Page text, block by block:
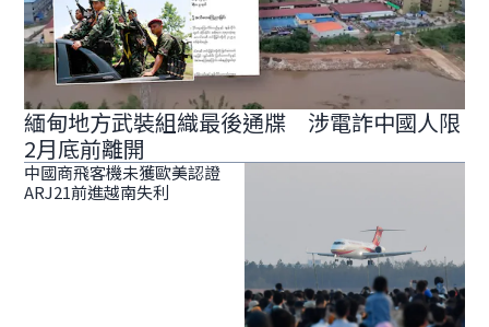
緬甸地方武裝組織最後通牒 涉電詐中國人限
2月底前離開
中國商飛客機未獲歐美認證
ARJ21前進越南失利